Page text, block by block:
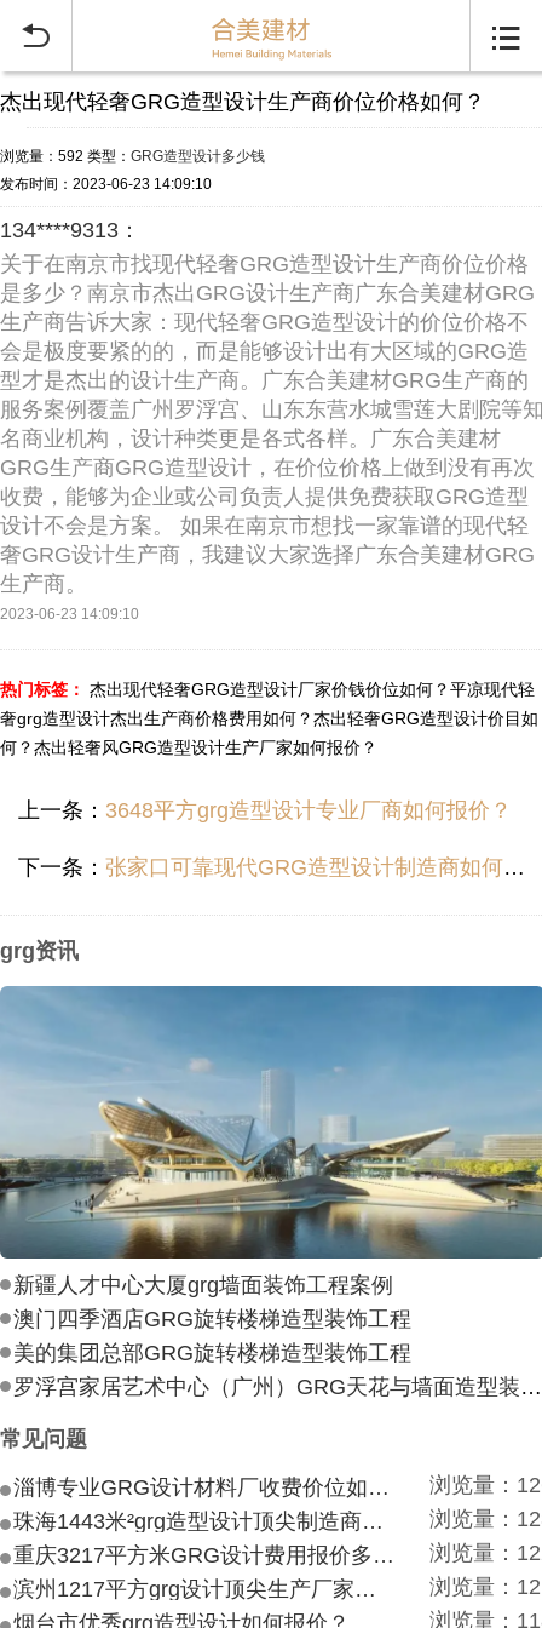
 
杰出现代轻奢GRG造型设计生产商价位价格如何？
浏览量：592 类型： GRG造型设计多少钱
发布时间：2023-06-23 14:09:10
134****9313：
关于在南京市找现代轻奢GRG造型设计生产商价位价格
是多少？南京市杰出GRG设计生产商广东合美建材GRG
生产商告诉大家：现代轻奢GRG造型设计的价位价格不
会是极度要紧的的，而是能够设计出有大区域的GRG造
型才是杰出的设计生产商。广东合美建材GRG生产商的
服务案例覆盖广州罗浮宫、山东东营水城雪莲大剧院等
名商业机构，设计种类更是各式各样。广东合美建材
GRG生产商GRG造型设计，在价位价格上做到没有再次
收费，能够为企业或公司负责人提供免费获取GRG造型
设计不会是方案。 如果在南京市想找一家靠谱的现代轻
奢GRG设计生产商，我建议大家选择广东合美建材GRG
生产商。
2023-06-23 14:09:10
热门标签： 杰出现代轻奢GRG造型设计厂家价钱价位如何？平凉现代轻
奢grg造型设计杰出生产商价格费用如何？杰出轻奢GRG造型设计价目如
何？杰出轻奢风GRG造型设计生产厂家如何报价？
上一条： 3648平方grg造型设计专业厂商如何报价？
下一条： 张家口可靠现代GRG造型设计制造商如何报价？
grg资讯
新疆人才中心大厦grg墙面装饰工程案例
澳门四季酒店GRG旋转楼梯造型装饰工程
美的集团总部GRG旋转楼梯造型装饰工程
罗浮宫家居艺术中心（广州）GRG天花与墙面造型装饰工程
常见问题
淄博专业GRG设计材料厂收费价位如何？
浏览量：
珠海1443米²grg造型设计顶尖制造商付费付费多少？
浏览量：
重庆3217平方米GRG设计费用报价多少？
浏览量：
滨州1217平方grg设计顶尖生产厂家价目如何？
浏览量：
烟台市优秀grg造型设计如何报价？
浏览量：